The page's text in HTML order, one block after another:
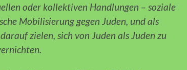
oder kollektiven Handlungen – soziale
Mobilisierung gegen Juden, und als
zielen, sich von Juden als Juden zu